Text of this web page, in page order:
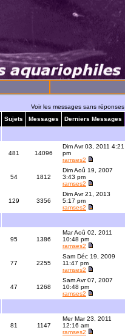
Voir les messages sans réponses
Sujets Messages Derniers Messages
481 14096
Dim Avr 03, 2011 4:21
pm
ramses2
54 1812
Dim Aoû 19, 2007
3:43 pm
ramses2
129 3356
Dim Avr 21, 2013
5:17 pm
ramses2
95 1386
Mar Aoû 02, 2011
10:48 pm
ramses2
77 2255
Sam Déc 19, 2009
11:47 pm
ramses2
47 1268
Sam Avr 07, 2007
10:48 pm
ramses2
81 1147
Mer Mar 23, 2011
12:16 am
ramses2